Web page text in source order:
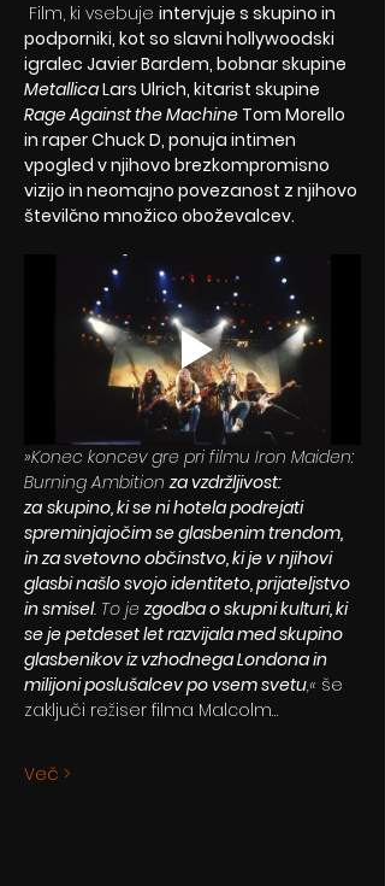
Film, ki vsebuje intervjuje s skupino in
podporniki, kot so slavni hollywoodski
igralec Javier Bardem, bobnar skupine
Metallica Lars Ulrich, kitarist skupine
Rage Against the Machine Tom Morello
in raper Chuck D, ponuja intimen
vpogled v njihovo brezkompromisno
vizijo in neomajno povezanost z njihovo
številčno množico oboževalcev.
»Konec koncev gre pri filmu Iron Maiden:
Burning Ambition za vzdržljivost:
za skupino, ki se ni hotela podrejati
spreminjajočim se glasbenim trendom,
in za svetovno občinstvo, ki je v njihovi
glasbi našlo svojo identiteto, prijateljstvo
in smisel. To je zgodba o skupni kulturi, ki
se je petdeset let razvijala med skupino
glasbenikov iz vzhodnega Londona in
milijoni poslušalcev po vsem svetu,« še
zaključi režiser filma Malcolm…
Več >